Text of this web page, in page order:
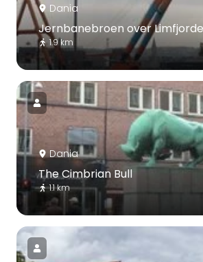
Dania
Jernbanebroen over
1.9 km
Dania
The Cimbrian Bull
1.1 km